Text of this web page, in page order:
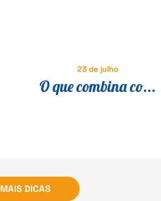
23 de julho
O que combina co...
MAIS DICAS